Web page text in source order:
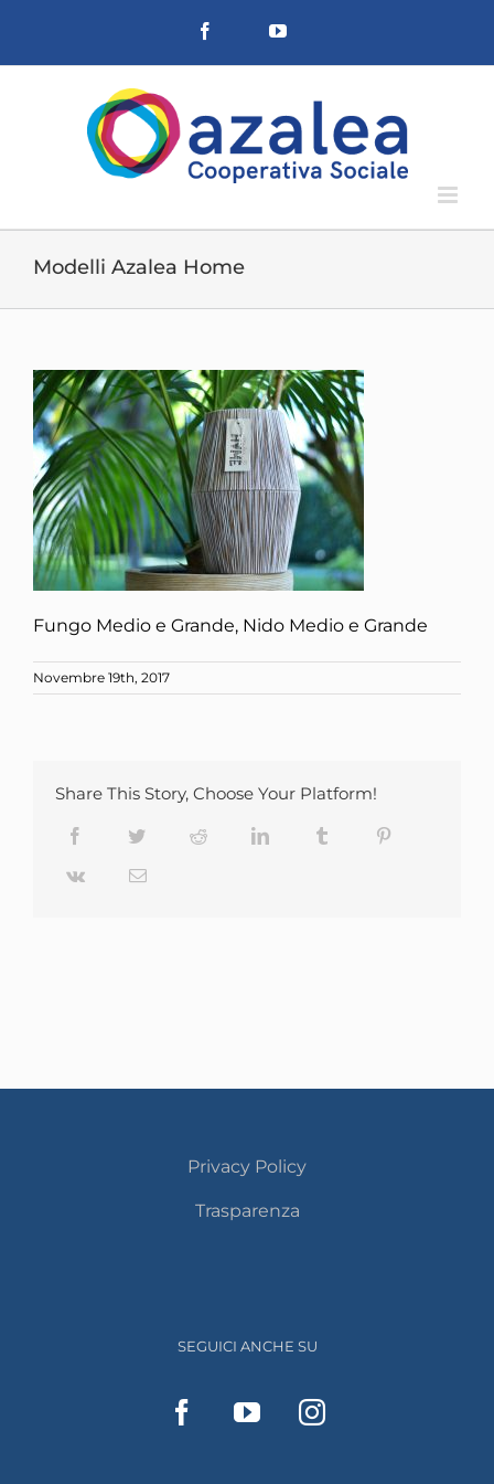
contenuto
Facebook YouTube
Modelli Azalea Home
Fungo Medio e Grande, Nido Medio e Grande
Novembre 19th, 2017
Share This Story, Choose Your Platform!
Facebook Twitter Reddit LinkedIn Tumblr
Vk Email
Privacy Policy
Trasparenza
SEGUICI ANCHE SU